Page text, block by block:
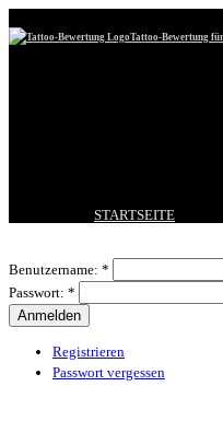
Tattoo-Bewertung
STARTSEITE
BESTE TATTOOS
NEUESTE TATTOOS
Benutzername: *
Passwort: *
Registrieren
Passwort vergessen